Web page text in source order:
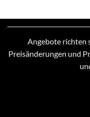
Angebote richten
Preisänderungen und